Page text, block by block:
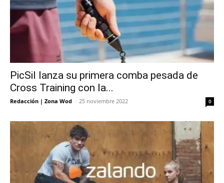
PicSil lanza su primera comba pesada de
Cross Training con la...
Redacción | Zona Wod - 25 noviembre 2022 0